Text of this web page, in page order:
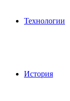
Технологии
История